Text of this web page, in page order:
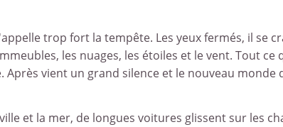
trop fort la tempête. Les yeux fermés, il se
les nuages, les étoiles et le vent. Tout ce
vient un grand silence et le nouveau monde
et la mer, de longues voitures glissent sur les